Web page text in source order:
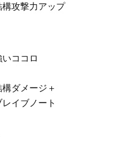
攻撃力アップ
ココロ
ダメージ＋
イブノート